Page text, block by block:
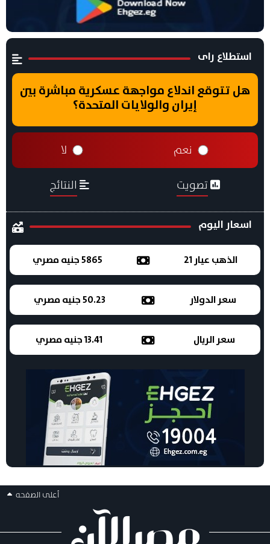
استطلاع راى
هل تتوقع اندلاع مواجهة عسكرية مباشرة بين
إيران والولايات المتحدة؟
نعم لا
تصويت النتائج
اسعار اليوم
الذهب عيار 21 5865 جنيه مصري
سعر الدولار 50.23 جنيه مصري
سعر الريال 13.41 جنيه مصري
أعلى الصفحه